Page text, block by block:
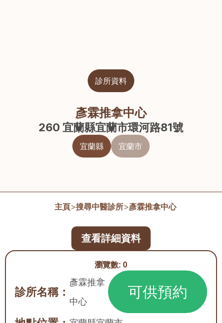
診所資料
彥霖推拿中心
260 宜蘭縣宜蘭市環河路81號
宜蘭縣 宜蘭市
主頁>搜尋中醫診所>彥霖推拿中心
瀏覽數: 0
診所名稱：
彥霖推拿
中心
可供預約
查看詳細資料